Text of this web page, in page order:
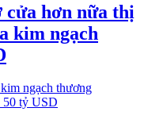
hơn nữa thị
kim ngạch